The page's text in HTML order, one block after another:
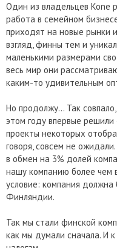
Один из владельцев Kone
работа в семейном
приходят на новые рынки
взгляд, финны тем и
маленькими размерами
весь мир они
каким-то удивительным
Но продолжу… Так
этом году впервые
проекты некоторых
говоря, совсем не
в обмен на 3% долей
нашу компанию более чем
условие: компания должна
Финляндии.
Так мы стали финской
как мы думали сначала. И